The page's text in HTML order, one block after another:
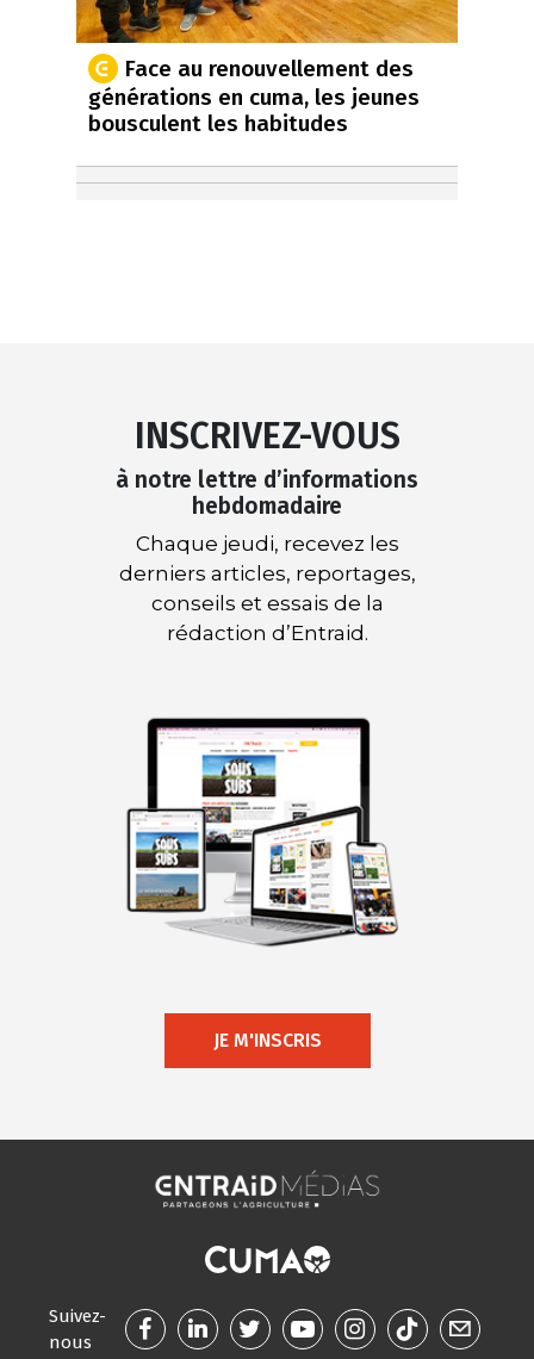
Face au renouvellement des
générations en cuma, les jeunes
bousculent les habitudes
INSCRIVEZ-VOUS
à notre lettre d’informations
hebdomadaire
Chaque jeudi, recevez les
derniers articles, reportages,
conseils et essais de la
rédaction d’Entraid.
JE M'INSCRIS
Suivez-
nous